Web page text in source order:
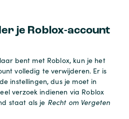
je Roblox-account
bent met Roblox, kun je het
volledig te verwijderen. Er is
instellingen, dus je moet in
verzoek indienen via Roblox
staat als je Recht om Vergeten